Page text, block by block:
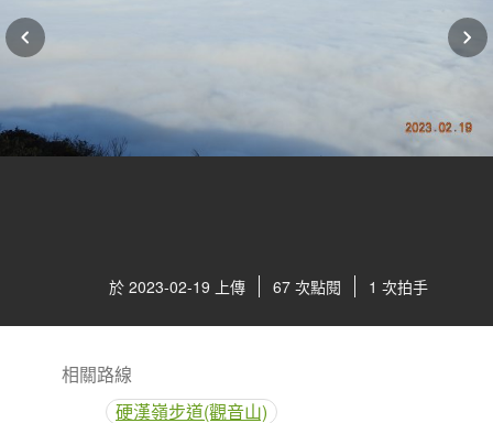
於 2023-02-19 上傳 67 次點閱 1 次拍手
相關路線
硬漢嶺步道(觀音山)